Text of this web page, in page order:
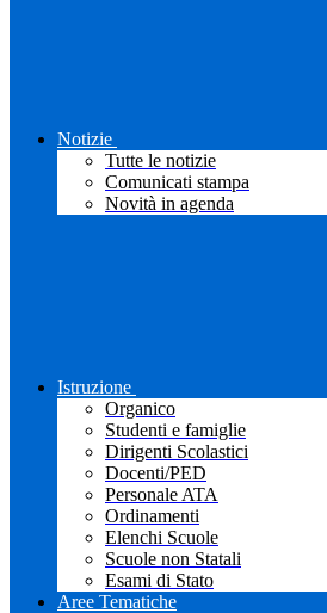
Notizie
Tutte le notizie
Comunicati stampa
Novità in agenda
Istruzione
Organico
Studenti e famiglie
Dirigenti Scolastici
Docenti/PED
Personale ATA
Ordinamenti
Elenchi Scuole
Scuole non Statali
Esami di Stato
Aree Tematiche